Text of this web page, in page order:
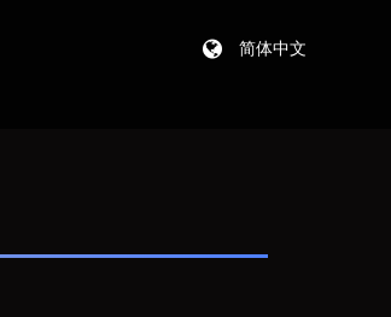
简体中文